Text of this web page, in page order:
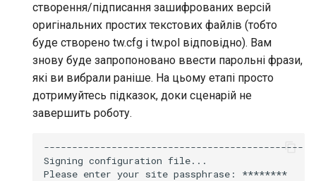
створення/підписання зашифрованих версій
оригінальних простих текстових файлів (тобто
буде створено tw.cfg і tw.pol відповідно). Вам
знову буде запропоновано ввести парольні фрази,
які ви вибрали раніше. На цьому етапі просто
дотримуйтесь підказок, доки сценарій не
завершить роботу.
----------------------------------------------
Signing configuration file...
Please enter your site passphrase: ********